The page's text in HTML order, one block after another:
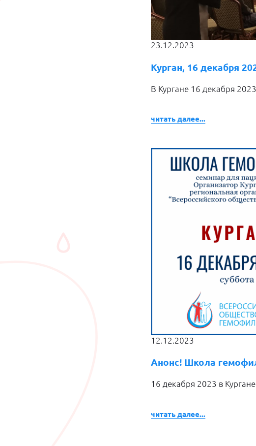
23.12.2023
Курган, 16 декабря
В Кургане 16 декабря
читать далее...
12.12.2023
Анонс! Школа
16 декабря 2023 в
читать далее...